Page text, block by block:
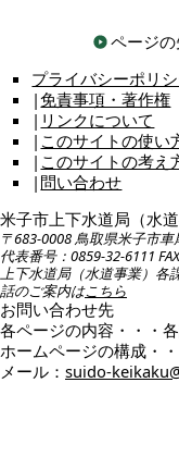
ページ
プライバシーポリ
|免責事項・著作権
| リンクについて
| このサイトの使い
| このサイトの考え
| 問い合わせ
米子市上下水道局（水道
〒683-0008 鳥取県米子市
代表番号：0859-32-6111
上下水道局（水道事業）各
話のご案内はこちら
お問い合わせ先
各ページの内容・・・
ホームページの構成・
メール： suido-